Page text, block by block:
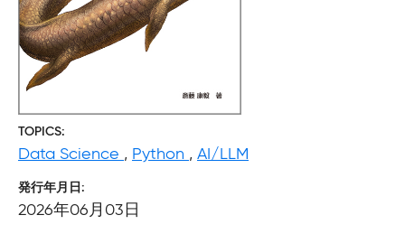
TOPICS
Data Science , Python , AI/LLM
発行年月日
2026年06月03日